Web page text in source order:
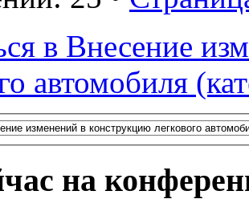
в Внесение
автомобиля
на